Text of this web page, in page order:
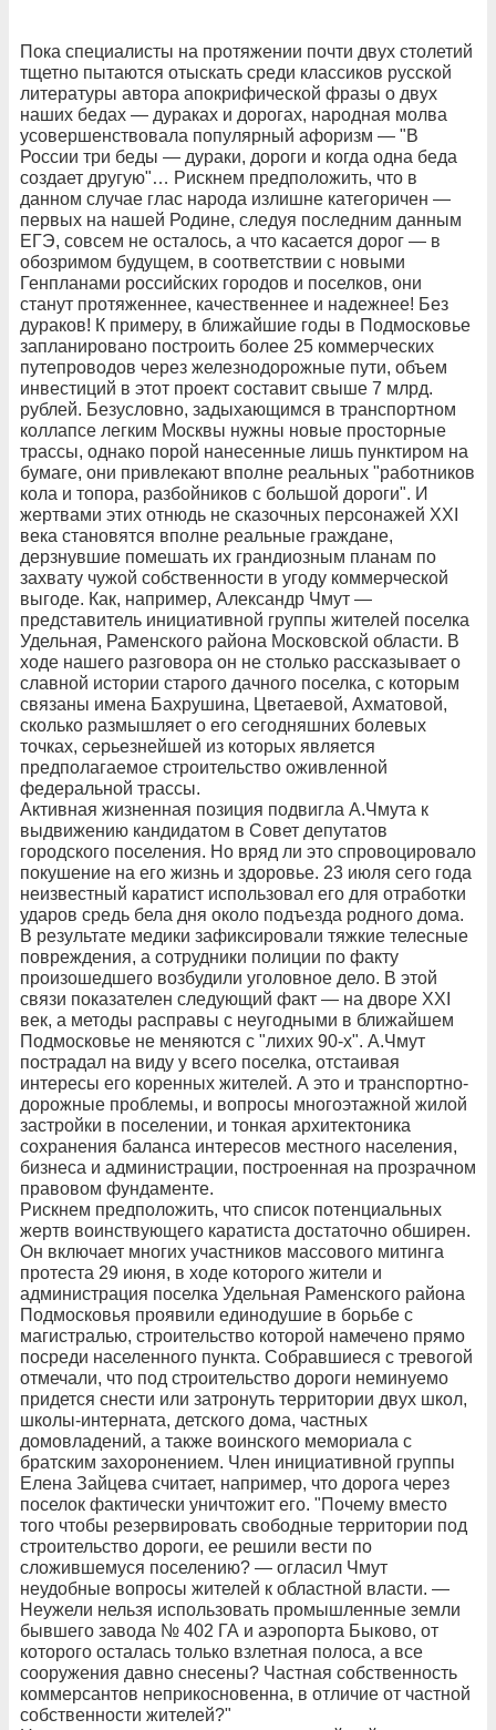
Пока специалисты на протяжении почти двух столетий
тщетно пытаются отыскать среди классиков русской
литературы автора апокрифической фразы о двух
наших бедах — дураках и дорогах, народная молва
усовершенствовала популярный афоризм — "В
России три беды — дураки, дороги и когда одна беда
создает другую"… Рискнем предположить, что в
данном случае глас народа излишне категоричен —
первых на нашей Родине, следуя последним данным
ЕГЭ, совсем не осталось, а что касается дорог — в
обозримом будущем, в соответствии с новыми
Генпланами российских городов и поселков, они
станут протяженнее, качественнее и надежнее! Без
дураков! К примеру, в ближайшие годы в Подмосковье
запланировано построить более 25 коммерческих
путепроводов через железнодорожные пути, объем
инвестиций в этот проект составит свыше 7 млрд.
рублей. Безусловно, задыхающимся в транспортном
коллапсе легким Москвы нужны новые просторные
трассы, однако порой нанесенные лишь пунктиром на
бумаге, они привлекают вполне реальных "работников
кола и топора, разбойников с большой дороги". И
жертвами этих отнюдь не сказочных персонажей ХХI
века становятся вполне реальные граждане,
дерзнувшие помешать их грандиозным планам по
захвату чужой собственности в угоду коммерческой
выгоде. Как, например, Александр Чмут —
представитель инициативной группы жителей поселка
Удельная, Раменского района Московской области. В
ходе нашего разговора он не столько рассказывает о
славной истории старого дачного поселка, с которым
связаны имена Бахрушина, Цветаевой, Ахматовой,
сколько размышляет о его сегодняшних болевых
точках, серьезнейшей из которых является
предполагаемое строительство оживленной
федеральной трассы.
Активная жизненная позиция подвигла А.Чмута к
выдвижению кандидатом в Совет депутатов
городского поселения. Но вряд ли это спровоцировало
покушение на его жизнь и здоровье. 23 июля сего года
неизвестный каратист использовал его для отработки
ударов средь бела дня около подъезда родного дома.
В результате медики зафиксировали тяжкие телесные
повреждения, а сотрудники полиции по факту
произошедшего возбудили уголовное дело. В этой
связи показателен следующий факт — на дворе XXI
век, а методы расправы с неугодными в ближайшем
Подмосковье не меняются с "лихих 90-х". А.Чмут
пострадал на виду у всего поселка, отстаивая
интересы его коренных жителей. А это и транспортно-
дорожные проблемы, и вопросы многоэтажной жилой
застройки в поселении, и тонкая архитектоника
сохранения баланса интересов местного населения,
бизнеса и администрации, построенная на прозрачном
правовом фундаменте.
Рискнем предположить, что список потенциальных
жертв воинствующего каратиста достаточно обширен.
Он включает многих участников массового митинга
протеста 29 июня, в ходе которого жители и
администрация поселка Удельная Раменского района
Подмосковья проявили единодушие в борьбе с
магистралью, строительство которой намечено прямо
посреди населенного пункта. Собравшиеся с тревогой
отмечали, что под строительство дороги неминуемо
придется снести или затронуть территории двух школ,
школы-интерната, детского дома, частных
домовладений, а также воинского мемориала с
братским захоронением. Член инициативной группы
Елена Зайцева считает, например, что дорога через
поселок фактически уничтожит его. "Почему вместо
того чтобы резервировать свободные территории под
строительство дороги, ее решили вести по
сложившемуся поселению? — огласил Чмут
неудобные вопросы жителей к областной власти. —
Неужели нельзя использовать промышленные земли
бывшего завода № 402 ГА и аэропорта Быково, от
которого осталась только взлетная полоса, а все
сооружения давно снесены? Частная собственность
коммерсантов неприкосновенна, в отличие от частной
собственности жителей?"